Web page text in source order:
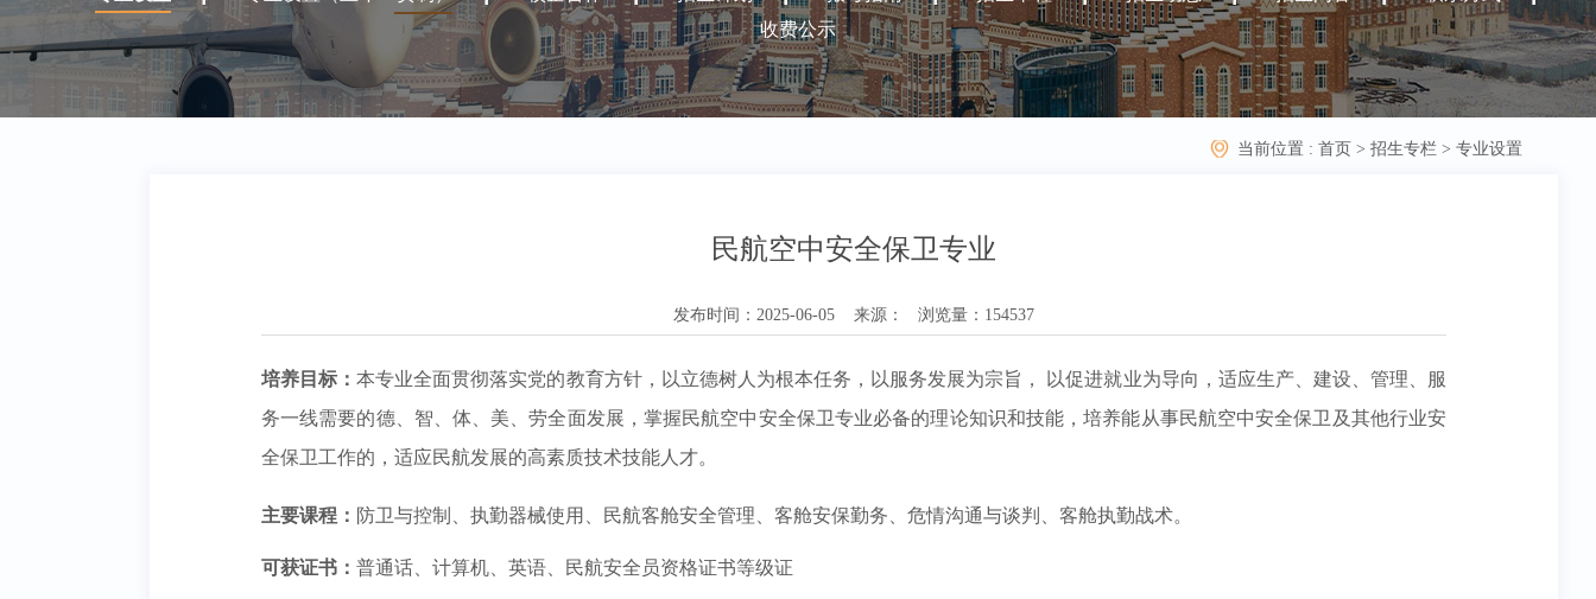
收费公示
当前位置 : 首页 > 招生专栏> 专业设置
民航空中安全保卫专业
发布时间：2025-06-05 来源： 浏览量：154537
培养目标：本专业全面贯彻落实党的教育方针，以立德树人为根本任务，以服务发展为宗旨，
以促进就业为导向，适应生产、建设、管理、服
务一线需要的德、智、体、美、劳全面发展，掌握民航空中安全保卫专业必备的理论知识和技能，培养能从事民航空中安全保卫及其他行业安
全保卫工作的，适应民航发展的高素质技术技能人才。
主要课程： 防卫与控制 、执勤器械使用 、民航客舱安全管理 、客舱安保勤务 、危情沟通与谈判 、客舱执勤战术。
可获证书： 普通话、计算机、英语、 民航安全员资格证书等级证